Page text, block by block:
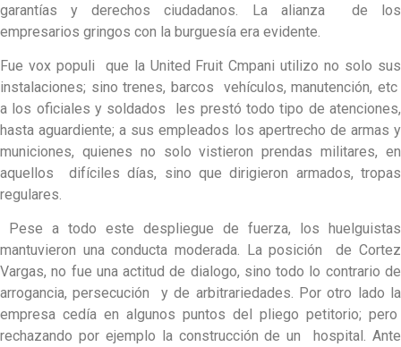
garantías y derechos ciudadanos. La alianza de los
empresarios gringos con la burguesía era evidente.
Fue vox populi que la United Fruit Cmpani utilizo no solo sus
instalaciones; sino trenes, barcos vehículos, manutención, etc
a los oficiales y soldados les prestó todo tipo de atenciones,
hasta aguardiente; a sus empleados los apertrecho de armas y
municiones, quienes no solo vistieron prendas militares, en
aquellos difíciles días, sino que dirigieron armados, tropas
regulares.
Pese a todo este despliegue de fuerza, los huelguistas
mantuvieron una conducta moderada. La posición de Cortez
Vargas, no fue una actitud de dialogo, sino todo lo contrario de
arrogancia, persecución y de arbitrariedades. Por otro lado la
empresa cedía en algunos puntos del pliego petitorio; pero
rechazando por ejemplo la construcción de un hospital. Ante